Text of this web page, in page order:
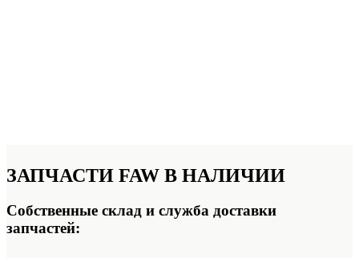
ЗАПЧАСТИ FAW В НАЛИЧИИ
Собственные склад и служба доставки
запчастей: